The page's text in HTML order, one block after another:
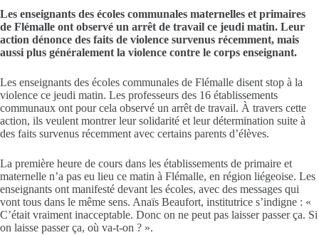
Les enseignants des écoles communales maternelles et primaires
de Flémalle ont observé un arrêt de travail ce jeudi matin. Leur
action dénonce des faits de violence survenus récemment, mais
aussi plus généralement la violence contre le corps enseignant.
Les enseignants des écoles communales de Flémalle disent stop à la
violence ce jeudi matin. Les professeurs des 16 établissements
communaux ont pour cela observé un arrêt de travail. À travers cette
action, ils veulent montrer leur solidarité et leur détermination suite à
des faits survenus récemment avec certains parents d’élèves.
La première heure de cours dans les établissements de primaire et
maternelle n’a pas eu lieu ce matin à Flémalle, en région liégeoise. Les
enseignants ont manifesté devant les écoles, avec des messages qui
vont tous dans le même sens. Anaïs Beaufort, institutrice s’indigne : «
C’était vraiment inacceptable. Donc on ne peut pas laisser passer ça. Si
on laisse passer ça, où va-t-on ? ».